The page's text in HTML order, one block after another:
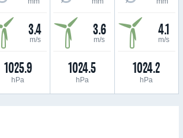
3.4
m/s
1025.9
hPa
3.6
m/s
1024.5
hPa
4.1
m/s
1024.2
hPa